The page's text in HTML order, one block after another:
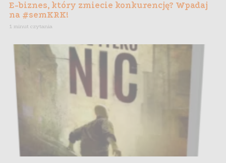
E-biznes, który zmiecie konkurencję? Wpadaj
na #semKRK!
1 minut czytania